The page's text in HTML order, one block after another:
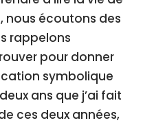
nous écoutons des
rappelons
pour donner
symbolique
ans que j’ai fait
ces deux années,